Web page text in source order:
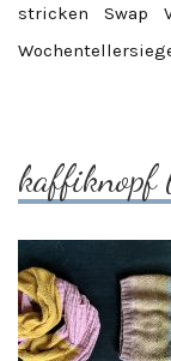
stricken
Swap
kaffiknopf